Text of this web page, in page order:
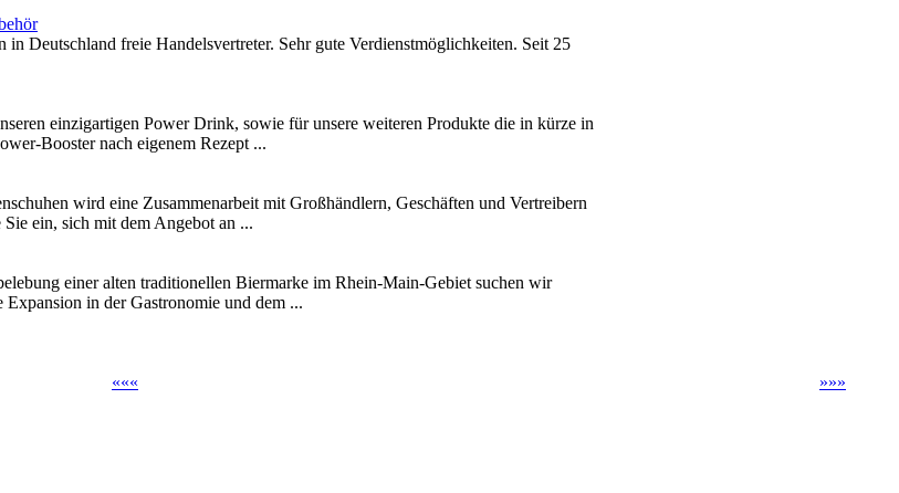
in Deutschland freie Handelsvertreter. Sehr gute Verdienstmöglichkeiten. Seit 25
einzigartigen Power Drink, sowie für unsere weiteren Produkte die in kürze in
Booster nach eigenem Rezept ...
wird eine Zusammenarbeit mit Großhändlern, Geschäften und Vertreibern
ein, sich mit dem Angebot an ...
einer alten traditionellen Biermarke im Rhein-Main-Gebiet suchen wir
in der Gastronomie und dem ...
»»»
«««